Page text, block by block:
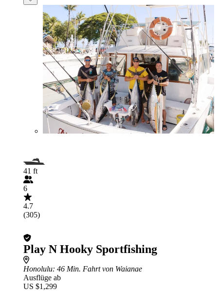
41 ft
6
4.7
(305)
Play N Hooky Sportfishing
Honolulu: 46 Min. Fahrt von Waianae
Ausflüge ab
US $1,299